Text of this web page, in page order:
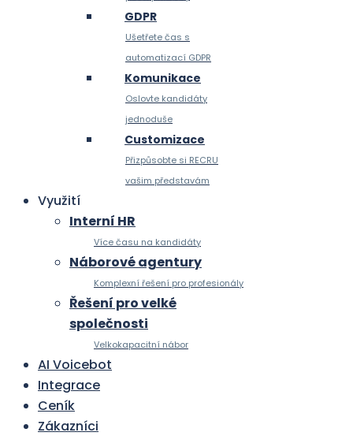
GDPR
Ušetřete čas s
automatizací GDPR
Komunikace
Oslovte kandidáty
jednoduše
Customizace
Přizpůsobte si RECRU
vašim představám
Využití
Interní HR
Více času na kandidáty
Náborové agentury
Komplexní řešení pro profesionály
Řešení pro velké
společnosti
Velkokapacitní nábor
AI Voicebot
Integrace
Ceník
Zákazníci